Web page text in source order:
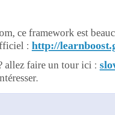
ce framework est
: http://
allez faire un tour ici :